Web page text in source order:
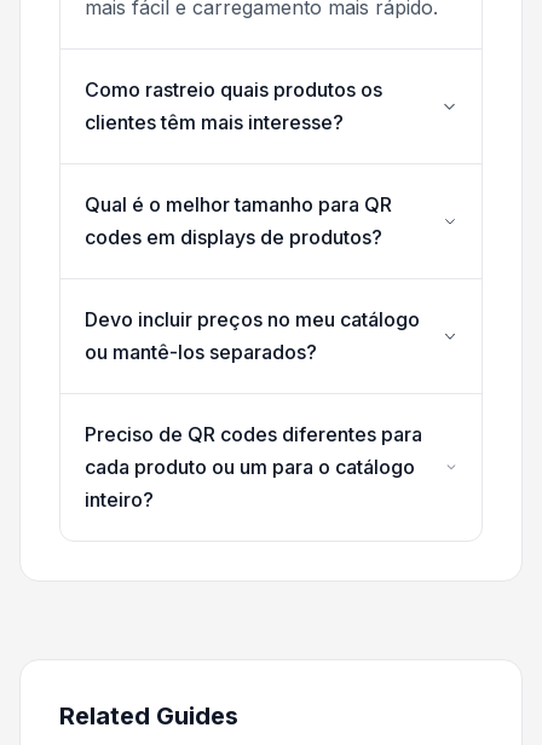
mais fácil e carregamento mais rápido.
Como rastreio quais produtos os
clientes têm mais interesse?
Qual é o melhor tamanho para QR
codes em displays de produtos?
Devo incluir preços no meu catálogo
ou mantê-los separados?
Preciso de QR codes diferentes para
cada produto ou um para o catálogo
inteiro?
Related Guides